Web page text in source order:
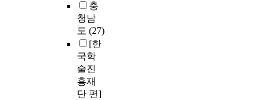
충
청남
도 (27)
[한
국학
술진
흥재
단 편]